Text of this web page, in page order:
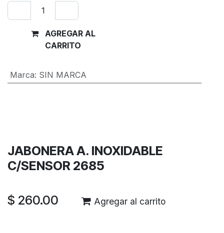
AGREGAR AL
CARRITO
Marca: SIN MARCA
JABONERA A. INOXIDABLE
C/SENSOR 2685
$ 260.00 Agregar al carrito